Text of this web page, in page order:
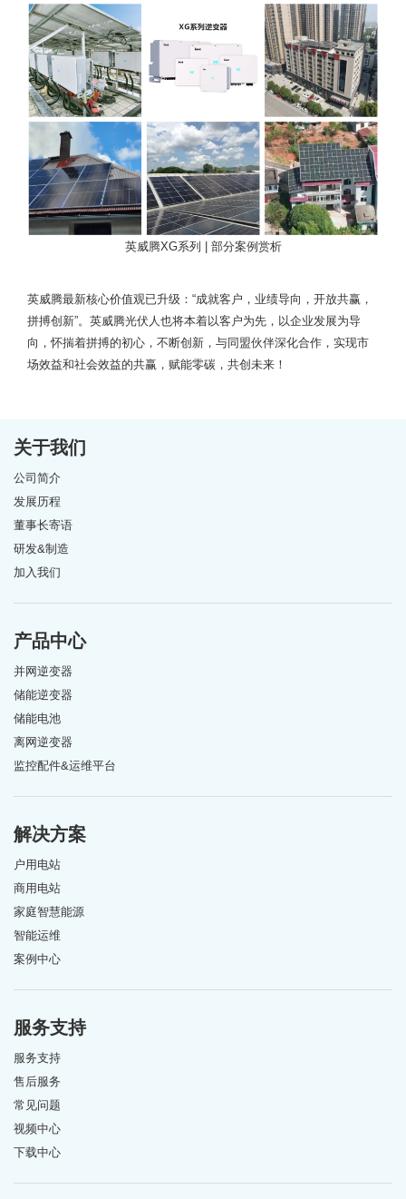
英威腾XG系列 | 部分案例赏析
英威腾最新核心价值观已升级：“成就客户，业绩导向，开放共赢，
拼搏创新”。英威腾光伏人也将本着以客户为先，以企业发展为导
向，怀揣着拼搏的初心，不断创新，与同盟伙伴深化合作，实现市
场效益和社会效益的共赢，赋能零碳，共创未来！
关于我们
公司简介
发展历程
董事长寄语
研发&制造
加入我们
产品中心
并网逆变器
储能逆变器
储能电池
离网逆变器
监控配件&运维平台
解决方案
户用电站
商用电站
家庭智慧能源
智能运维
案例中心
服务支持
服务支持
售后服务
常见问题
视频中心
下载中心